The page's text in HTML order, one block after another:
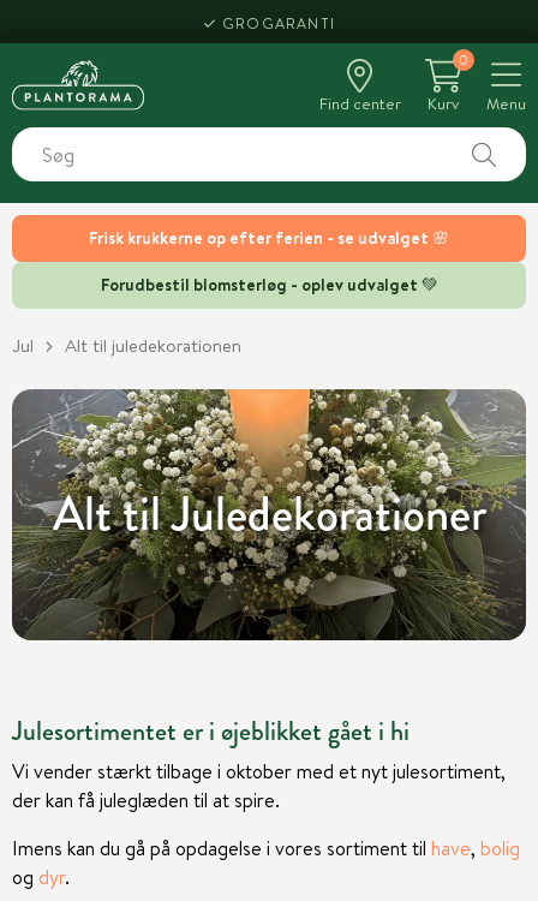
Frisk krukkerne op efter ferien - se udvalget 🌸
Forudbestil blomsterløg - oplev udvalget 💚
HENT SAMME DAG
Find center
0
Kurv
Menu
Jul Alt til juledekorationen
Alt til Juledekorationer
Julesortimentet er i øjeblikket gået i hi
Vi vender stærkt tilbage i oktober med et nyt julesortiment,
der kan få juleglæden til at spire.
Imens kan du gå på opdagelse i vores sortiment til have, bolig
og dyr.